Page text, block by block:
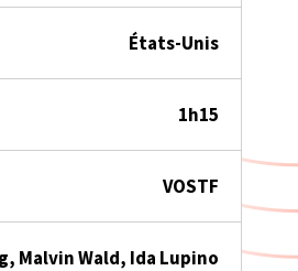
États-Unis
1h15
VOSTF
Malvin Wald, Ida Lupino